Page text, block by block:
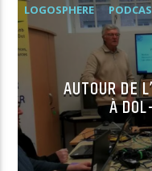
LOGOSPHERE
AUTOUR DE
À